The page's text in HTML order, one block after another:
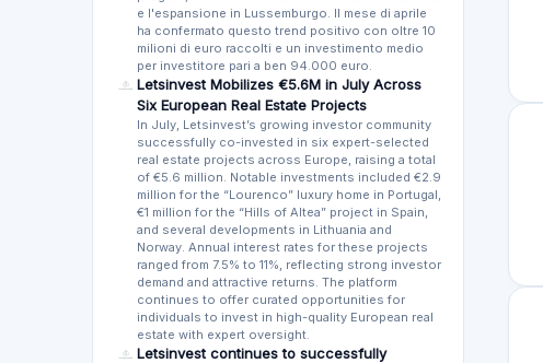
e l'espansione in Lussemburgo. Il mese di aprile
ha confermato questo trend positivo con oltre 10
milioni di euro raccolti e un investimento medio
per investitore pari a ben 94.000 euro.
Letsinvest Mobilizes €5.6M in July Across
Six European Real Estate Projects
In July, Letsinvest’s growing investor community
successfully co-invested in six expert-selected
real estate projects across Europe, raising a total
of €5.6 million. Notable investments included €2.9
million for the “Lourenco” luxury home in Portugal,
€1 million for the “Hills of Altea” project in Spain,
and several developments in Lithuania and
Norway. Annual interest rates for these projects
ranged from 7.5% to 11%, reflecting strong investor
demand and attractive returns. The platform
continues to offer curated opportunities for
individuals to invest in high-quality European real
estate with expert oversight.
Letsinvest continues to successfully